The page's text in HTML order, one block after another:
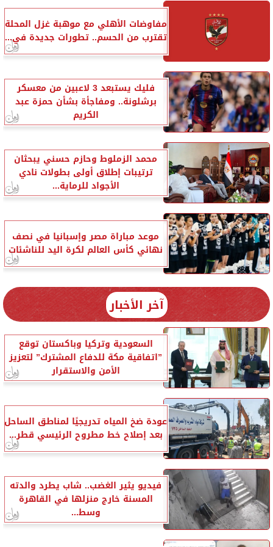
مفاوضات الأهلي مع موهبة غزل المحلة
تقترب من الحسم.. تطورات جديدة في...
فليك يستبعد 3 لاعبين من معسكر
برشلونة.. ومفاجأة بشأن حمزة عبد
الكريم
محمد الزملوط وحازم حسني يبحثان
ترتيبات إطلاق أولى بطولات نادي
الأجواد للرماية...
موعد مباراة مصر وإسبانيا في نصف
نهائي كأس العالم لكرة اليد للناشئات
آخر الأخبار
السعودية وتركيا وباكستان توقع
”اتفاقية مكة للدفاع المشترك” لتعزيز
الأمن والاستقرار
عودة ضخ المياه تدريجيًا لمناطق الساحل
بعد إصلاح خط مطروح الرئيسي قطر...
فيديو يثير الغضب.. شاب يطرد والدته
المسنة خارج منزلها في القاهرة
وسط...